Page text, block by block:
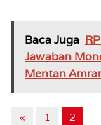
Baca Juga
Jawaban
Mentan
« 1 2